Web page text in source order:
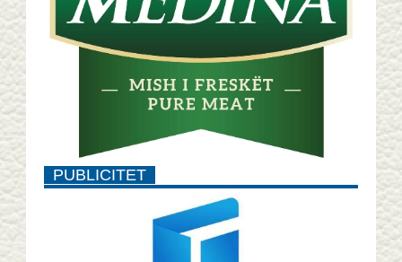
PUBLICITET